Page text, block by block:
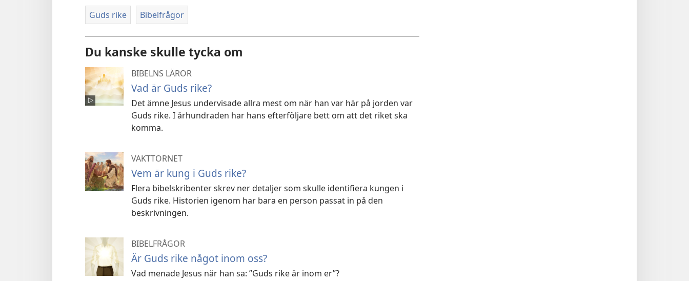
Guds rike Bibelfrågor
Du kanske skulle tycka om
BIBELNS LÄROR
Vad är Guds rike?
Det ämne Jesus undervisade allra mest om när han var här på jorden var
Guds rike. I århundraden har hans efterföljare bett om att det riket ska
komma.
VAKTTORNET
Vem är kung i Guds rike?
Flera bibelskribenter skrev ner detaljer som skulle identifiera kungen i
Guds rike. Historien igenom har bara en person passat in på den
beskrivningen.
BIBELFRÅGOR
Är Guds rike något inom oss?
Vad menade Jesus när han sa: ”Guds rike är inom er”?